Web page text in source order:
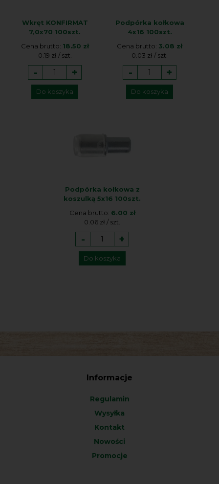
Wkręt KONFIRMAT
7,0x70 100szt.
Cena brutto: 18.50 zł
0.19 zł / szt.
- +
Do koszyka
Podpórka kołkowa
4x16 100szt.
Cena brutto: 3.08 zł
0.03 zł / szt.
- +
Do koszyka
Podpórka kołkowa z
koszulką 5x16 100szt.
Cena brutto: 6.00 zł
0.06 zł / szt.
- +
Do koszyka
Informacje
Regulamin
Wysyłka
Kontakt
Nowości
Promocje